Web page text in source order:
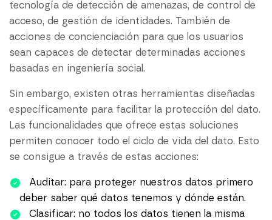
tecnología de detección de amenazas, de control de
acceso, de gestión de identidades. También de
acciones de concienciación para que los usuarios
sean capaces de detectar determinadas acciones
basadas en ingeniería social.
Sin embargo, existen otras herramientas diseñadas
específicamente para facilitar la protección del dato.
Las funcionalidades que ofrece estas soluciones
permiten conocer todo el ciclo de vida del dato. Esto
se consigue a través de estas acciones:
Auditar: para proteger nuestros datos primero
deber saber qué datos tenemos y dónde están.
Clasificar: no todos los datos tienen la misma